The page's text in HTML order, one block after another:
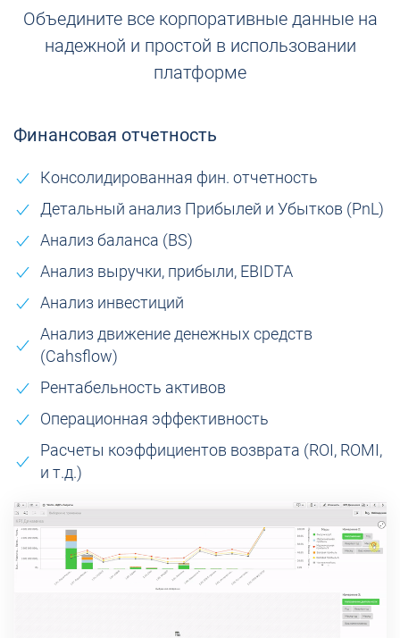
Объедините все корпоративные данные на
надежной и простой в использовании
платформе
Финансовая отчетность
Консолидированная фин. отчетность
Детальный анализ Прибылей и Убытков (PnL)
Анализ баланса (BS)
Анализ выручки, прибыли, EBIDTA
Анализ инвестиций
Анализ движение денежных средств
(Сahsflow)
Рентабельность активов
Операционная эффективность
Расчеты коэффициентов возврата (ROI, ROMI,
и т.д.)
Посмотреть демо-версию